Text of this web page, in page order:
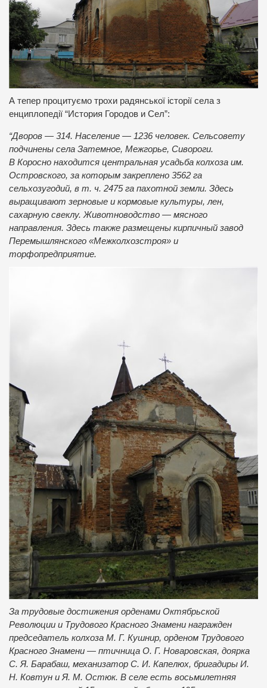
А тепер процитуємо трохи радянської історії села з
енциплопедії “История Городов и Сел”:
“Дворов — 314. Население — 1236 человек. Сельсовету
подчинены села Затемное, Межгорье, Сивороги.
В Коросно находится центральная усадьба колхоза им.
Островского, за которым закреплено 3562 га
сельхозугодий, в т. ч. 2475 га пахотной земли. Здесь
выращивают зерновые и кормовые культуры, лен,
сахарную свеклу. Животноводство — мясного
направления. Здесь также размещены кирпичный завод
Перемышлянского «Межколхозстроя» и
торфопредприятие.
За трудовые достижения орденами Октябрьской
Революции и Трудового Красного Знамени награжден
председатель колхоза М. Г. Кушнир, орденом Трудового
Красного Знамени — птичница О. Г. Новаровская, доярка
С. Я. Барабаш, механизатор С. И. Капелюх, бригадиры И.
Н. Ковтун и Я. М. Остюк. В селе есть восьмилетняя